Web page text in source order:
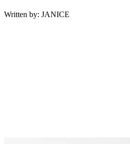
Written by: JANICE